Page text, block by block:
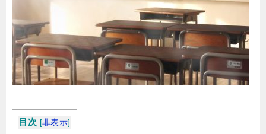
目次 [非表示]